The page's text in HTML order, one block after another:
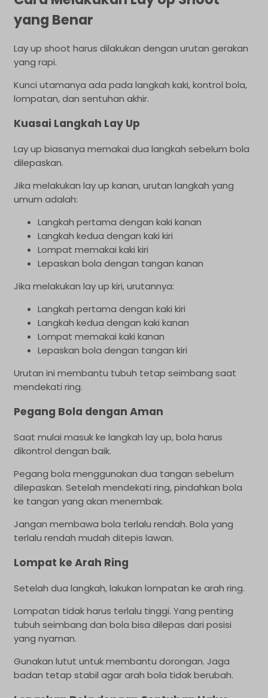
yang Benar
Lay up shoot harus dilakukan dengan urutan gerakan
yang rapi.
Kunci utamanya ada pada langkah kaki, kontrol bola,
lompatan, dan sentuhan akhir.
Kuasai Langkah Lay Up
Lay up biasanya memakai dua langkah sebelum bola
dilepaskan.
Jika melakukan lay up kanan, urutan langkah yang
umum adalah:
Langkah pertama dengan kaki kanan
Langkah kedua dengan kaki kiri
Lompat memakai kaki kiri
Lepaskan bola dengan tangan kanan
Jika melakukan lay up kiri, urutannya:
Langkah pertama dengan kaki kiri
Langkah kedua dengan kaki kanan
Lompat memakai kaki kanan
Lepaskan bola dengan tangan kiri
Urutan ini membantu tubuh tetap seimbang saat
mendekati ring.
Pegang Bola dengan Aman
Saat mulai masuk ke langkah lay up, bola harus
dikontrol dengan baik.
Pegang bola menggunakan dua tangan sebelum
dilepaskan. Setelah mendekati ring, pindahkan bola
ke tangan yang akan menembak.
Jangan membawa bola terlalu rendah. Bola yang
terlalu rendah mudah ditepis lawan.
Lompat ke Arah Ring
Setelah dua langkah, lakukan lompatan ke arah ring.
Lompatan tidak harus terlalu tinggi. Yang penting
tubuh seimbang dan bola bisa dilepas dari posisi
yang nyaman.
Gunakan lutut untuk membantu dorongan. Jaga
badan tetap stabil agar arah bola tidak berubah.